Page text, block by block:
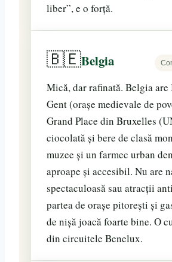
liber”, e o forță.
🇧🇪Belgia
Mică, dar rafinată. Belgia are
Gent (orașe medievale de
Grand Place din Bruxelles
ciocolată și bere de clasă
muzee și un farmec urban
aproape și accesibil. Nu are
spectaculoasă sau atracții
partea de orașe pitorești și
de nișă joacă foarte bine. O
din circuitele Benelux.